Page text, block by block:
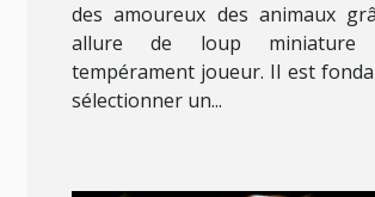
des amoureux des animaux
allure de loup
tempérament joueur. Il est
sélectionner un...